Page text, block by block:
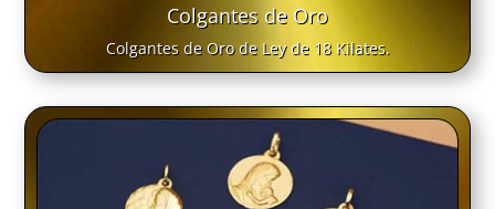
Colgantes de Oro
Colgantes de Oro de Ley de 18 Kilates.